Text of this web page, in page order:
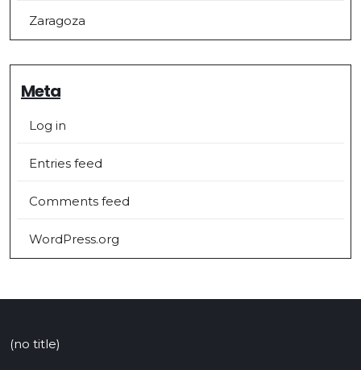
Zaragoza
Meta
Log in
Entries feed
Comments feed
WordPress.org
(no title)